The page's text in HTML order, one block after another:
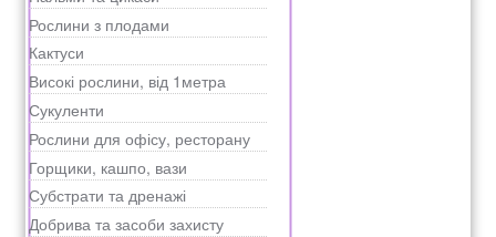
Рослини з плодами
Кактуси
Високі рослини, від 1метра
Сукуленти
Рослини для офісу, ресторану
Горщики, кашпо, вази
Субстрати та дренажі
Добрива та засоби захисту